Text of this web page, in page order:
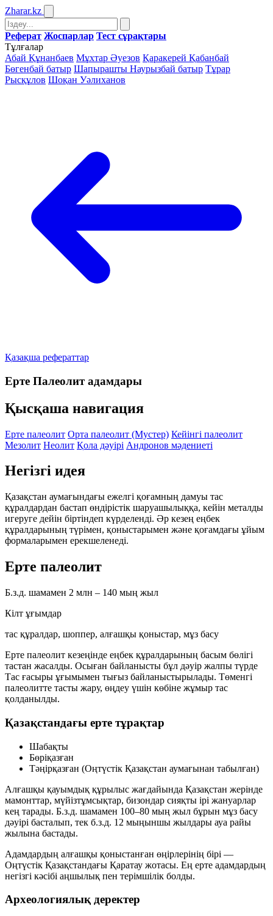
Zharar.kz
Реферат Жоспарлар Тест сұрақтары
Тұлғалар
Абай Құнанбаев Мұхтар Әуезов Қаракерей Қабанбай
Бөгенбай батыр Шапырашты Наурызбай батыр Тұрар
Рысқұлов Шоқан Уәлиханов
Қазақша рефераттар
Ерте Палеолит адамдары
Қысқаша навигация
Ерте палеолит Орта палеолит (Мустер) Кейінгі палеолит
Мезолит Неолит Қола дәуірі Андронов мәдениеті
Негізгі идея
Қазақстан аумағындағы ежелгі қоғамның дамуы тас
құралдардан бастап өндірістік шаруашылыққа, кейін металды
игеруге дейін біртіндеп күрделенді. Әр кезең еңбек
құралдарының түрімен, қоныстарымен және қоғамдағы ұйым
формаларымен ерекшеленеді.
Ерте палеолит
Б.з.д. шамамен 2 млн – 140 мың жыл
Кілт ұғымдар
тас құралдар, шоппер, алғашқы қоныстар, мұз басу
Ерте палеолит кезеңінде еңбек құралдарының басым бөлігі
тастан жасалды. Осыған байланысты бұл дәуір жалпы түрде
Тас ғасыры ұғымымен тығыз байланыстырылады. Төменгі
палеолитте тасты жару, өңдеу үшін көбіне жұмыр тас
қолданылды.
Қазақстандағы ерте тұрақтар
Шабақты
Бөріқазған
Тәңірқазған (Оңтүстік Қазақстан аумағынан табылған)
Алғашқы қауымдық құрылыс жағдайында Қазақстан жерінде
мамонттар, мүйізтұмсықтар, бизондар сияқты ірі жануарлар
кең тарады. Б.з.д. шамамен 100–80 мың жыл бұрын мұз басу
дәуірі басталып, тек б.з.д. 12 мыңыншы жылдары ауа райы
жылына бастады.
Адамдардың алғашқы қоныстанған өңірлерінің бірі —
Оңтүстік Қазақстандағы Қаратау жотасы. Ең ерте адамдардың
негізгі кәсібі аңшылық пен терімшілік болды.
Археологиялық деректер